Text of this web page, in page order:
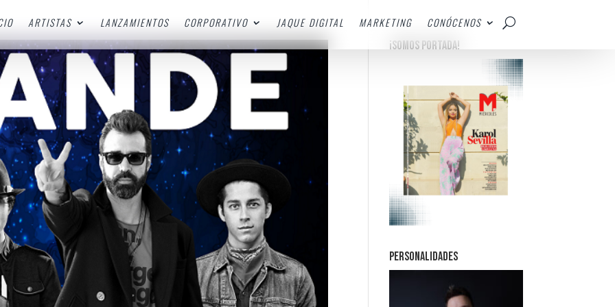
ARTISTAS LANZAMIENTOS CORPORATIVO JAQUE DIGITAL MARKETING
CONÓCENOS
¡SOMOS PORTADA!
PERSONALIDADES